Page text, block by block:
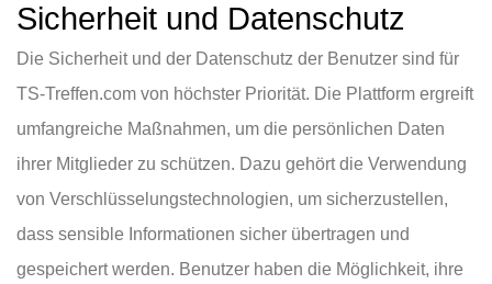
Sicherheit und Datenschutz
Die Sicherheit und der Datenschutz der Benutzer sind für
TS-Treffen.com von höchster Priorität. Die Plattform ergreift
umfangreiche Maßnahmen, um die persönlichen Daten
ihrer Mitglieder zu schützen. Dazu gehört die Verwendung
von Verschlüsselungstechnologien, um sicherzustellen,
dass sensible Informationen sicher übertragen und
gespeichert werden. Benutzer haben die Möglichkeit, ihre